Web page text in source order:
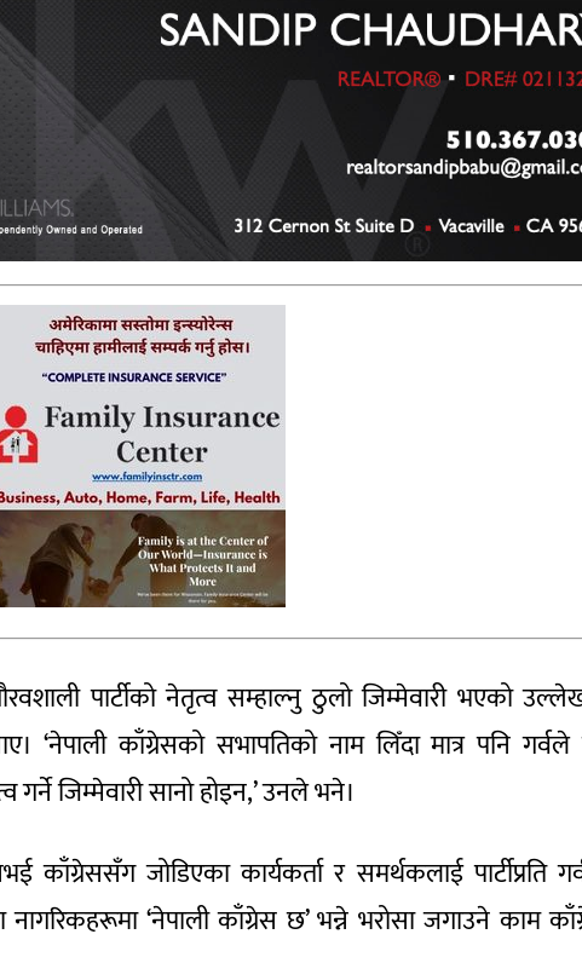
पार्टीको नेतृत्व सम्हाल्नु ठुलो जिम्मेवारी भएको
‘नेपाली काँग्रेसको सभापतिको नाम लिँदा मात्र पनि गर्वले
गर्ने जिम्मेवारी सानो होइन,’ उनले भने।
काँग्रेससँग जोडिएका कार्यकर्ता र समर्थकलाई पार्टीप्रति
‘नेपाली काँग्रेस छ’ भन्ने भरोसा जगाउने काम